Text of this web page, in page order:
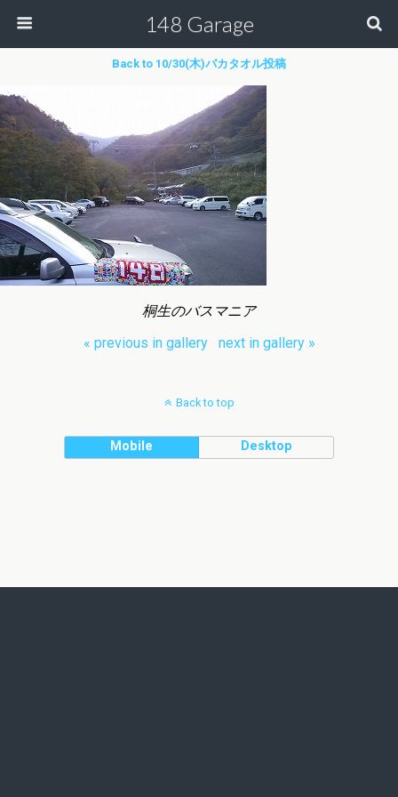
148 Garage
Back to 10/30(木)バカタオル投稿
桐生のバスマニア
« previous in gallery
next in gallery »
Back to top
Mobile Desktop